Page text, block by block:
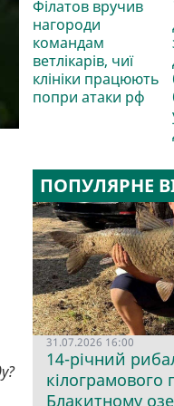
Філатов вручив
нагороди
командам
ветлікарів, чиї
клініки працюють
попри атаки рф
ПОПУЛЯРНЕ
31.07.2026 16:00
14-річний
кілограмового
Блакитному